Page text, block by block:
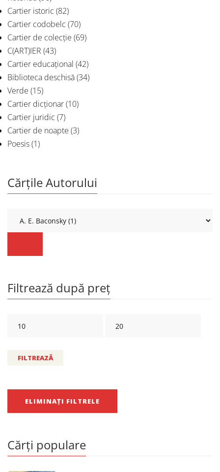
Cartier istoric (82)
Cartier codobelc (70)
Cartier de colecție (69)
C(ART)IER (43)
Cartier educațional (42)
Biblioteca deschisă(34)
Verde (15)
Cartier dicționar(10)
Cartier juridic (7)
Cartier de noapte (3)
Poesis(1)
Cărțile Autorului
Filtrează după preț
FILTREAZĂ
ELIMINAȚI FILTRELE
Cărți populare